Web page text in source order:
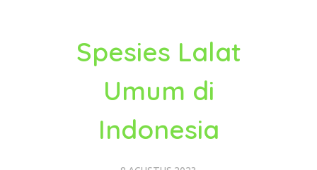
Spesies Lalat
Umum di
Indonesia